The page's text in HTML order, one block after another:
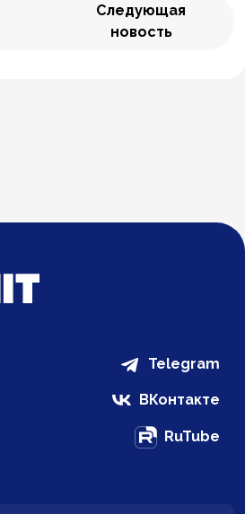
Следующая
новость
Telegram
ВКонтакте
RuTube